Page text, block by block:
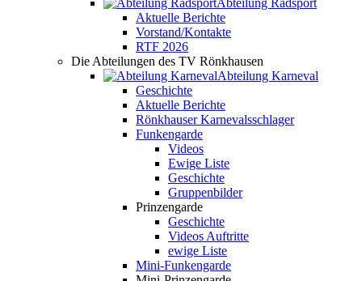
Aktuelle Berichte
Vorstand/Kontakte
RTF 2026
Die Abteilungen des TV Rönkhausen
Abteilung Karneval
Geschichte
Aktuelle Berichte
Rönkhauser Karnevalsschlager
Funkengarde
Videos
Ewige Liste
Geschichte
Gruppenbilder
Prinzengarde
Geschichte
Videos Auftritte
ewige Liste
Mini-Funkengarde